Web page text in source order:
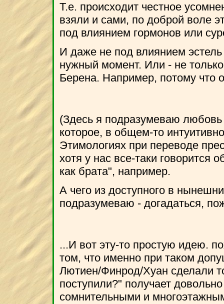
Т.е. происходит честное
взяли и сами, по доброй воле
под влиянием гормонов или
И даже не под влиянием
нужный момент. Или - не
Берена. Например, потому что
(Здесь я подразумеваю
которое, в общем-то
Этимологиях при переводе
хотя у нас все-таки говорится
как брата", например.
А чего из доступного в
подразумеваю - догадаться,
...И вот эту-то простую идею.
том, что именно при таком
Лютиен/Финрод/Хуан сделали
поступили?" получает
сомнительными и